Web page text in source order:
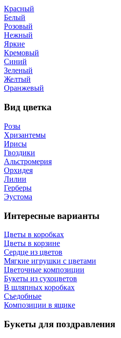
Красный
Белый
Розовый
Нежный
Яркие
Кремовый
Синий
Зеленый
Желтый
Оранжевый
Вид цветка
Розы
Хризантемы
Ирисы
Гвоздики
Альстромерия
Орхидея
Лилии
Герберы
Эустома
Интересные варианты
Цветы в коробках
Цветы в корзине
Сердце из цветов
Мягкие игрушки с цветами
Цветочные композиции
Букеты из сухоцветов
В шляпных коробках
Съедобные
Композиции в ящике
Букеты для поздравления